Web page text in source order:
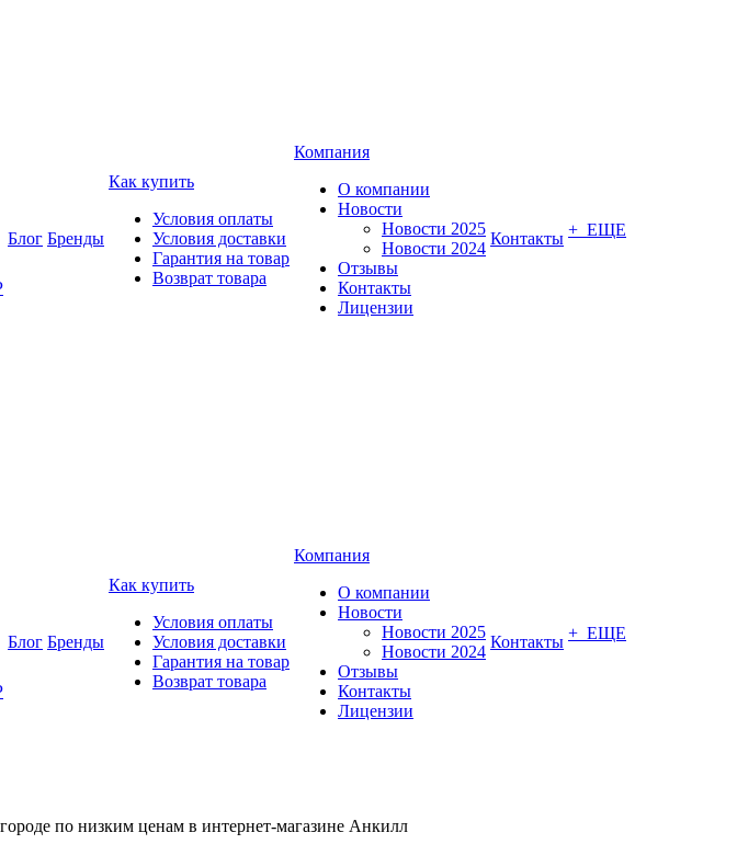
Блог Бренды
Как купить
Условия оплаты
Условия доставки
Гарантия на товар
Возврат товара
Компания
О компании
Новости
Новости 2025
Новости 2024
Отзывы
Контакты
Лицензии
Контакты + ЕЩЕ
Блог Бренды
Как купить
Условия оплаты
Условия доставки
Гарантия на товар
Возврат товара
Компания
О компании
Новости
Новости 2025
Новости 2024
Отзывы
Контакты
Лицензии
Контакты + ЕЩЕ
по низким ценам в интернет-магазине Анкилл